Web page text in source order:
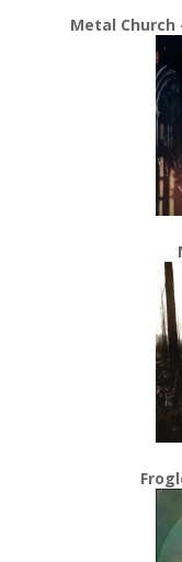
Metal